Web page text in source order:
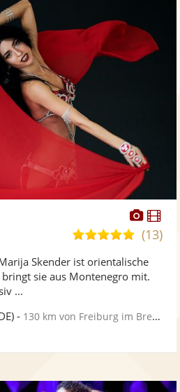
Fotos
5,0
5
(13)
Skender ist orientalische
sie aus Montenegro mit.
...
- 130 km von Freiburg im Breisgau